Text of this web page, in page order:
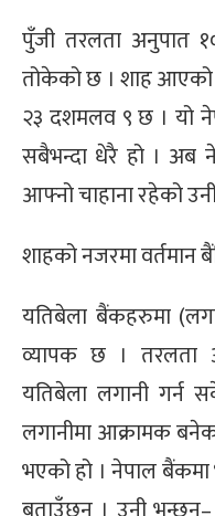
पुँजी तरलता अनुपात
तोकेको छ । शाह आएको
२३ दशमलव ९ छ । यो
सबैभन्दा धेरै हो । अब
आफ्नो चाहाना रहेको
शाहको नजरमा वर्तमान
यतिबेला बैंकहरुमा
व्यापक छ ।
यतिबेला लगानी गर्न
लगानीमा आक्रामक
भएको हो । नेपाल